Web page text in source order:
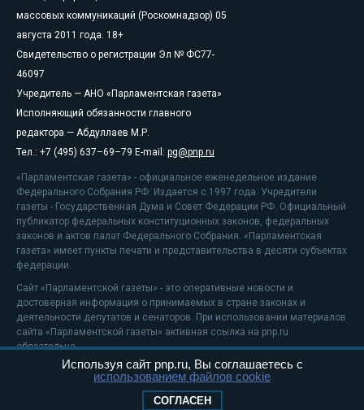
массовых коммуникаций (Роскомнадзор) 05
августа 2011 года. 18+
Свидетельство о регистрации Эл № ФС77-
46097
Учредитель — АНО «Парламентская газета»
Исполняющий обязанности главного
редактора — Абдуллаев М.Р.
Тел.: +7 (495) 637–69–79 E-mail: pg@pnp.ru
«Парламентская газета» - официальное еженедельное издание
Федерального Собрания РФ. Издается с 1997 года. Учредители
газеты - Государственная Дума и Совет Федерации РФ. Официальный
публикатор федеральных конституционных законов, федеральных
законов и актов палат Федерального Собрания. «Парламентская
газета» имеет пункты печати и представительства в десяти субъектах
федерации.
Сайт «Парламентской газеты» - это оперативные новости и
достоверная информация о принимаемых в стране законах и
деятельности депутатов и сенаторов. При использовании материалов
сайта «Парламентской газеты» активная ссылка на pnp.ru
обязательна.
На информационном ресурсе применяютсярекомендательные
Положение о защите персональных данных
Используя сайт pnp.ru, Вы соглашаетесь с
использованием файлов cookie
СОГЛАСЕН